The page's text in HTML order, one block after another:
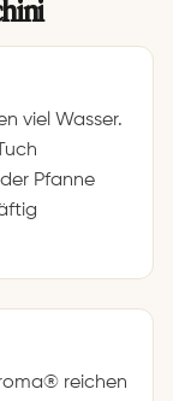
viel Wasser.
Pfanne
reichen